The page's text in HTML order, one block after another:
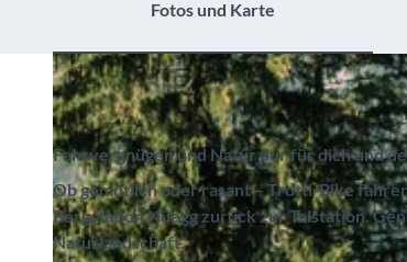
Fotos und Karte
Fahrvergnügen und Natur pur für dich und
Ob gemütlich oder rasant – Trotti-Bike
Bergstation Nüegg zurück zur Talstation.
Naturlandschaft.